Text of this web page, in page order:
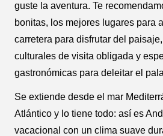
guste la aventura. Te
bonitas, los mejores lugares para
carretera para disfrutar del
culturales de visita obligada y
gastronómicas para deleitar el
Se extiende desde el mar
Atlántico y lo tiene todo: así es
vacacional con un clima suave